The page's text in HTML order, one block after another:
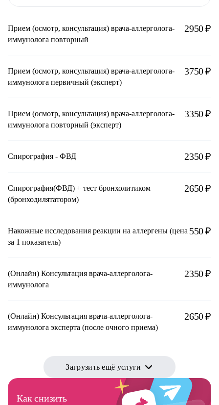
Прием (осмотр, консультация) врача-аллерголога-
иммунолога повторный
2950 ₽
Прием (осмотр, консультация) врача-аллерголога-
иммунолога первичный (эксперт)
3750 ₽
Прием (осмотр, консультация) врача-аллерголога-
иммунолога повторный (эксперт)
3350 ₽
Спирография - ФВД 2350 ₽
Спирография(ФВД) + тест бронхолитиком
(бронходилятатором)
2650 ₽
Накожные исследования реакции на аллергены (цена
за 1 показатель)
550 ₽
(Онлайн) Консультация врача-аллерголога-
иммунолога
2350 ₽
(Онлайн) Консультация врача-аллерголога-
иммунолога эксперта (после очного приема)
2650 ₽
Загрузить ещё услуги
Как снизить